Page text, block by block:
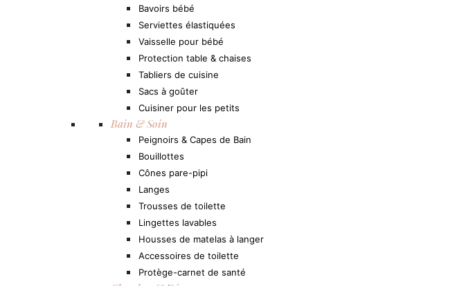
Bavoirs bébé
Serviettes élastiquées
Vaisselle pour bébé
Protection table & chaises
Tabliers de cuisine
Sacs à goûter
Cuisiner pour les petits
Bain & Soin
Peignoirs & Capes de Bain
Bouillottes
Cônes pare-pipi
Langes
Trousses de toilette
Lingettes lavables
Housses de matelas à langer
Accessoires de toilette
Protège-carnet de santé